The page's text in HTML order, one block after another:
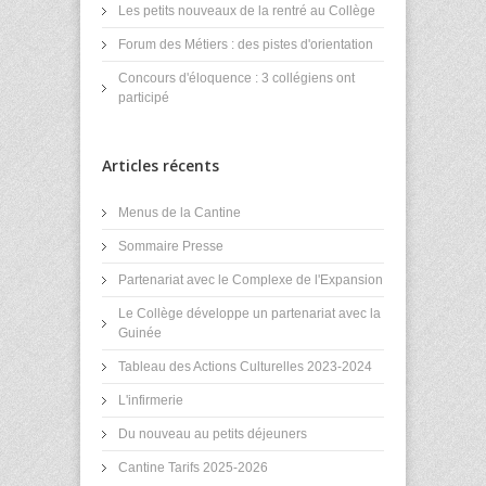
Les petits nouveaux de la rentré au Collège
Forum des Métiers : des pistes d'orientation
Concours d'éloquence : 3 collégiens ont
participé
Articles récents
Menus de la Cantine
Sommaire Presse
Partenariat avec le Complexe de l'Expansion
Le Collège développe un partenariat avec la
Guinée
Tableau des Actions Culturelles 2023-2024
L'infirmerie
Du nouveau au petits déjeuners
Cantine Tarifs 2025-2026